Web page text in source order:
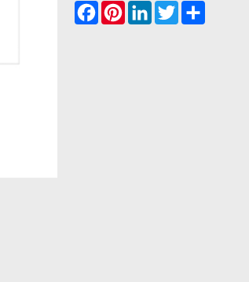
Facebook
PinterestLinkedInTwitter